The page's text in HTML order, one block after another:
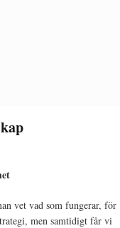
vet vad som fungerar, för
men samtidigt får vi